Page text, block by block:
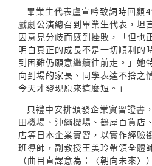
畢業生代表盧宣吟致詞時回顧
戲劇公演總召到畢業生代表，坦
因意見分歧而感到挫敗，「但也
明白真正的成長不是一切順利的
到困難仍願意繼續往前走。」她
向到場的家長、同學表達不捨之
今天才發現原來這麼短。」
典禮中安排頒發企業實習證書
田機場、沖繩機場、鶴屋百貨店
店等日本企業實習，以實作經驗
班導師，副教授王美玲帶領全體
（曲目直譯意為：〈朝向未來〉